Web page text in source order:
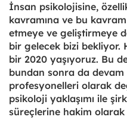
İnsan psikolojisine,
kavramına ve bu
etmeye ve geliştirmeye
bir gelecek bizi bekliyor.
bir 2020 yaşıyoruz. Bu
bundan sonra da devam
profesyonelleri olarak
psikoloji yaklaşımı ile
süreçlerine hakim olarak